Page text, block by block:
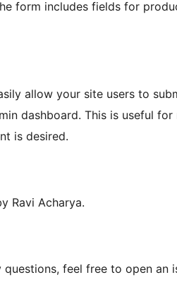
form includes fields for
allow your site users to
dashboard. This is useful
is desired.
Ravi Acharya.
feel free to open an